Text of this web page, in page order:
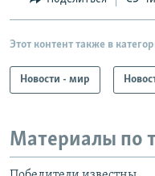
Этот контент также в
Новости - мир
Материалы по